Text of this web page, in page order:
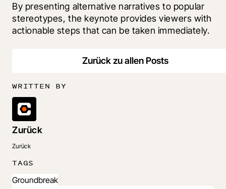
By presenting alternative narratives to popular
stereotypes, the keynote provides viewers with
actionable steps that can be taken immediately.
Zurück zu allen Posts
WRITTEN BY
Zurück
Zurück
TAGS
Groundbreak